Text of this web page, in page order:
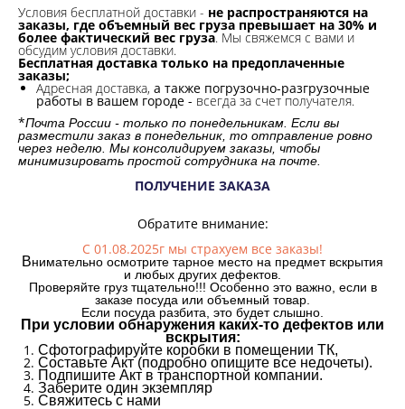
Условия бесплатной доставки - не распространяются на
заказы, где объемный вес груза превышает на 30% и
более фактический вес груза. Мы свяжемся с вами и
обсудим условия доставки.
Бесплатная доставка только на предоплаченные
заказы;
Адресная доставка, а также погрузочно-разгрузочные
работы в вашем городе - всегда за счет получателя.
*Почта России - только по понедельникам. Если вы
разместили заказ в понедельник, то отправление ровно
через неделю. Мы консолидируем заказы, чтобы
минимизировать простой сотрудника на почте.
ПОЛУЧЕНИЕ ЗАКАЗА
Обратите внимание:
С 01.08.2025г мы страхуем все заказы!
Внимательно осмотрите тарное место на предмет вскрытия
и любых других дефектов.
Проверяйте груз тщательно!!! Особенно это важно, если в
заказе посуда или объемный товар.
Если посуда разбита, это будет слышно.
При условии обнаружения каких-то дефектов или
вскрытия:
Сфотографируйте коробки в помещении ТК,
Составьте Акт (подробно опишите все недочеты).
Подпишите Акт в транспортной компании.
Заберите один экземпляр
Свяжитесь с нами